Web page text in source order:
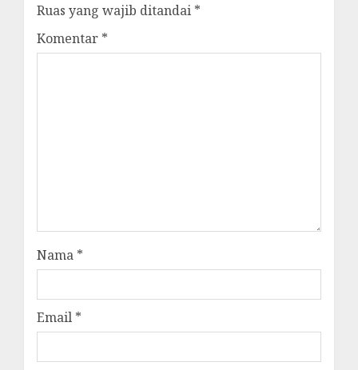
Ruas yang wajib ditandai *
Komentar *
Nama *
Email *